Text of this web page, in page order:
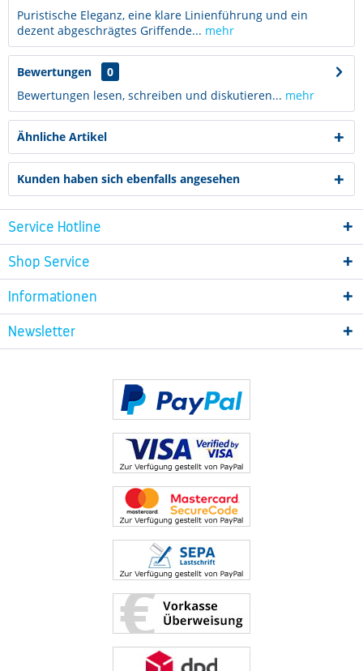
Puristische Eleganz, eine klare Linienführung und ein
dezent abgeschrägtes Griffende... mehr
Bewertungen
0
Bewertungen lesen, schreiben und diskutieren... mehr
Ähnliche Artikel
Kunden haben sich ebenfalls angesehen
Service Hotline
Shop Service
Informationen
Newsletter